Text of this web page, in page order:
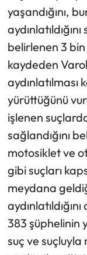
yaşandığını,
belirlenen 3 bin
kaydeden
yürüttüğünü
işlenen
sağlandığını
motosiklet ve
gibi suçları
meydana
383 şüphelinin
suç ve suçluyla